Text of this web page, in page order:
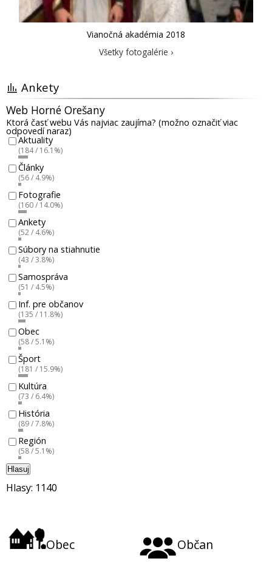
Vianočná akadémia 2018
Všetky fotogalérie ›
Ankety
Web Horné Orešany
Ktorá časť webu Vás najviac zaujíma? (možno označiť viac
odpovedí naraz)
Aktuality
(184 / 16.1%)
Články
(56 / 4.9%)
Fotografie
(160 / 14.0%)
Ankety
(52 / 4.6%)
Súbory na stiahnutie
(43 / 3.8%)
Samospráva
(51 / 4.5%)
Inf. pre občanov
(135 / 11.8%)
Obec
(58 / 5.1%)
Šport
(181 / 15.9%)
Kultúra
(73 / 6.4%)
História
(89 / 7.8%)
Región
(58 / 5.1%)
Hlasuj
Hlasy: 1140
Obec Občan